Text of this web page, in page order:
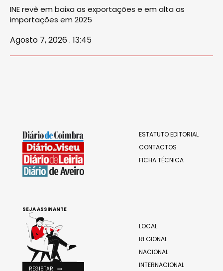
INE revê em baixa as exportações e em alta as
importações em 2025
Agosto 7, 2026 . 13:45
ESTATUTO EDITORIAL
CONTACTOS
FICHA TÉCNICA
LOCAL
REGIONAL
NACIONAL
INTERNACIONAL
SEJA ASSINANTE
REGISTAR